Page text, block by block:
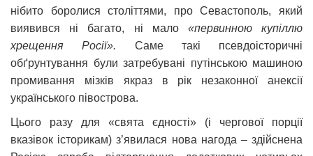
нібито боролися століттями, про Севастополь, який
виявився ні багато, ні мало «первинною купіллю
хрещення Росії». Саме такі псевдоісторичні
обґрунтування були затребувані путінською машиною
промивання мізків якраз в рік незаконної анексії
українського півострова.
Цього разу для «свята єдності» (і чергової порції
вказівок історикам) з’явилася нова нагода – здійснена